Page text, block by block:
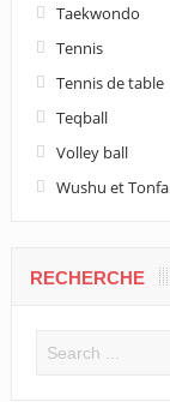
Taekwondo
Tennis
Tennis de table
Teqball
Volley ball
Wushu et Tonfa
RECHERCHE